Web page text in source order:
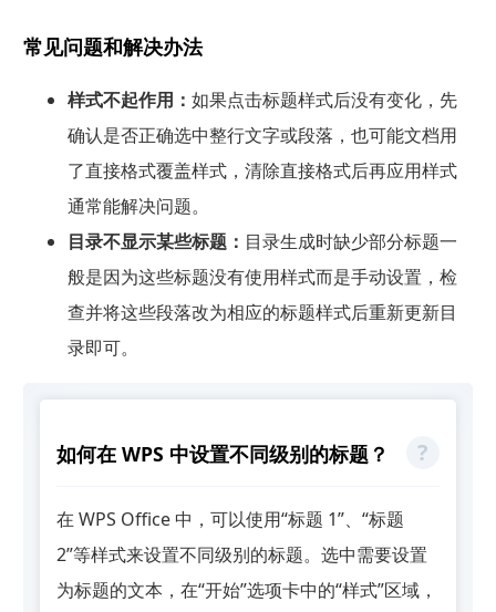
常见问题和解决办法
样式不起作用： 如果点击标题样式后没有变化，先
确认是否正确选中整行文字或段落，也可能文档用
了直接格式覆盖样式，清除直接格式后再应用样式
通常能解决问题。
目录不显示某些标题： 目录生成时缺少部分标题一
般是因为这些标题没有使用样式而是手动设置，检
查并将这些段落改为相应的标题样式后重新更新目
录即可。
如何在 WPS 中设置不同级别的标题？
在 WPS Office 中，可以使用“标题 1”、“标题
2”等样式来设置不同级别的标题。选中需要设置
为标题的文本，在“开始”选项卡中的“样式”区域，